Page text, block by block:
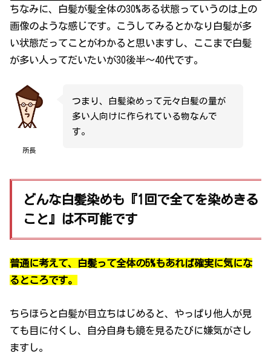
ちなみに、白髪が髪全体の30%ある状態っていうのは上の
画像のような感じです。こうしてみるとかなり白髪が多
い状態だってことがわかると思いますし、ここまで白髪
が多い人ってだいたいが30後半～40代です。
所長
つまり、白髪染めって元々白髪の量が
多い人向けに作られている物なんで
す。
どんな白髪染めも『1回で全てを染めきる
こと』は不可能です
普通に考えて、白髪って全体の5%もあれば確実に気にな
るところです。
ちらほらと白髪が目立ちはじめると、やっぱり他人が見
ても目に付くし、自分自身も鏡を見るたびに嫌気がさし
ますし。